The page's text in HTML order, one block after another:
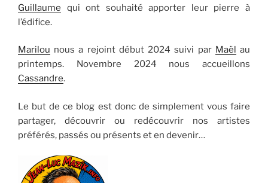
Guillaume qui ont souhaité apporter leur pierre à
l’édifice.
Marilou nous a rejoint début 2024 suivi par Maël au
printemps. Novembre 2024 nous accueillons
Cassandre.
Le but de ce blog est donc de simplement vous faire
partager, découvrir ou redécouvrir nos artistes
préférés, passés ou présents et en devenir…